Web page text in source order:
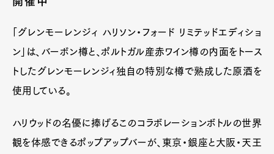
「グレンモーレンジィ ハリソン・フォード リミテッドエディショ
ン」は、バーボン樽と、ポルトガル産赤ワイン樽の内面をトース
トしたグレンモーレンジィ独自の特別な樽で熟成した原酒を
使用している。
ハリウッドの名優に捧げるこのコラボレーションボトルの世界
観を体感できるポップアップバーが、東京・銀座と大阪・天王